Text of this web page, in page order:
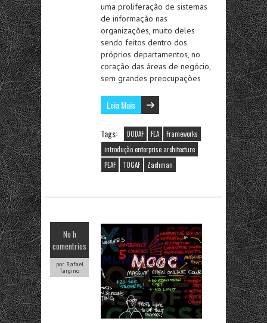
uma proliferação de sistemas
de informação nas
organizações, muito deles
sendo feitos dentro dos
próprios departamentos, no
coração das áreas de negócio,
sem grandes preocupações
Leia Mais
Tags: DODAF FEA
Frameworks
introdução enterprise architecture
PEAF
TOGAF Zachman
No h
comentrios
por Rafael
Targino